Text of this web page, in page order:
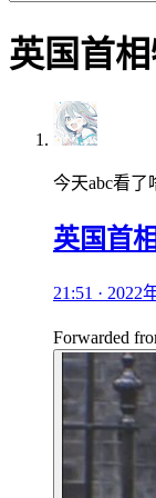
英国首
今天abc看了
英国首
21:51 · 2022
Forwarded